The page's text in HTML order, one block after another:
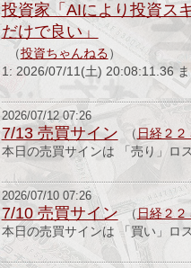
投資家「AIにより投資ス
だけで良い」
（投資ちゃんねる ）
1: 2026/07/11(土) 20:08:11.36
2026/07/12 07:26
7/13 売買サイン （ 日経２
本日の売買サインは 「売り」ロ
2026/07/10 07:26
7/10 売買サイン （ 日経２
本日の売買サインは 「買い」ロ